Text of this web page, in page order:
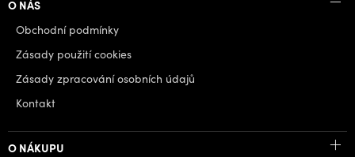
O NÁS
Obchodní podmínky
Zásady použití cookies
Zásady zpracování osobních údajů
Kontakt
O NÁKUPU